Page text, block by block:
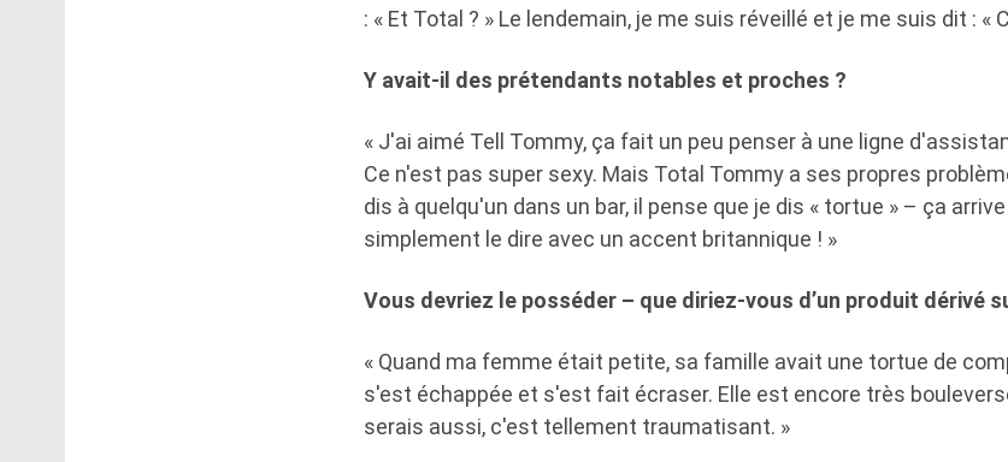
: « Et Total ? » Le lendemain, je me suis réveillé et je me suis dit : «
Y avait-il des prétendants notables et proches ?
« J'ai aimé Tell Tommy, ça fait un peu penser à une ligne
Ce n'est pas super sexy. Mais Total Tommy a ses propres
dis à quelqu'un dans un bar, il pense que je dis « tortue » – ça
simplement le dire avec un accent britannique ! »
Vous devriez le posséder – que diriez-vous d’un produit dérivé
« Quand ma femme était petite, sa famille avait une tortue de
s'est échappée et s'est fait écraser. Elle est encore très
serais aussi, c'est tellement traumatisant. »